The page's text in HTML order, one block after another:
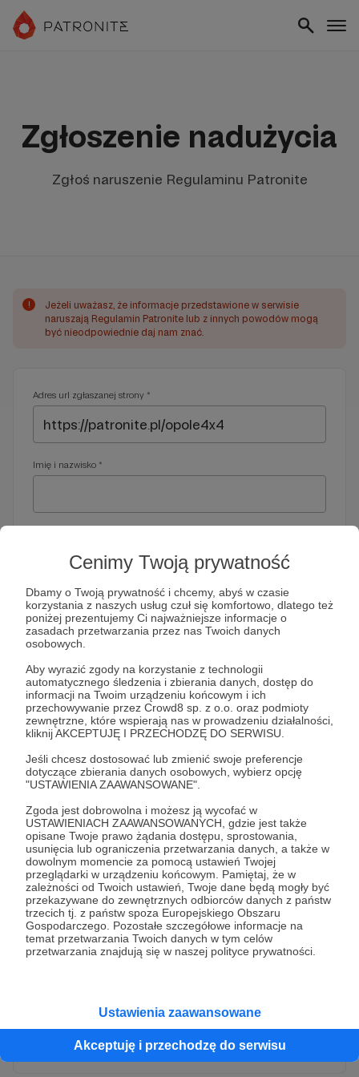
Cenimy Twoją prywatność
Dbamy o Twoją prywatność i chcemy, abyś w czasie
korzystania z naszych usług czuł się komfortowo, dlatego też
poniżej prezentujemy Ci najważniejsze informacje o
zasadach przetwarzania przez nas Twoich danych
osobowych.
Aby wyrazić zgody na korzystanie z technologii
automatycznego śledzenia i zbierania danych, dostęp do
informacji na Twoim urządzeniu końcowym i ich
przechowywanie przez Crowd8 sp. z o.o. oraz podmioty
zewnętrzne, które wspierają nas w prowadzeniu działalności,
kliknij AKCEPTUJĘ I PRZECHODZĘ DO SERWISU.
Jeśli chcesz dostosować lub zmienić swoje preferencje
dotyczące zbierania danych osobowych, wybierz opcję
"USTAWIENIA ZAAWANSOWANE".
Zgoda jest dobrowolna i możesz ją wycofać w
USTAWIENIACH ZAAWANSOWANYCH, gdzie jest także
opisane Twoje prawo żądania dostępu, sprostowania,
usunięcia lub ograniczenia przetwarzania danych, a także w
dowolnym momencie za pomocą ustawień Twojej
przeglądarki w urządzeniu końcowym. Pamiętaj, że w
zależności od Twoich ustawień, Twoje dane będą mogły być
przekazywane do zewnętrznych odbiorców danych z państw
trzecich tj. z państw spoza Europejskiego Obszaru
Gospodarczego. Pozostałe szczegółowe informacje na
temat przetwarzania Twoich danych w tym celów
przetwarzania znajdują się w naszej polityce prywatności.
Ustawienia zaawansowane
Akceptuję i przechodzę do serwisu
Zgłoszenie nadużycia
Zgłoś naruszenie Regulaminu Patronite
!
Jeżeli uważasz, że informacje przedstawione w serwisie
naruszają Regulamin Patronite lub z innych powodów mogą
być nieodpowiednie daj nam znać.
Adres url zgłaszanej strony *
Imię i nazwisko *
Telefon *
dodatkowe pytania
Treść wiadomości *
* Wyrażam zgodę na przetwarzanie moich danych
osobowych przez Patronite
Administratorem Twoich danych osobowych jest Crowd8 sp. z o.o.
z siedziba w Warszawie, ul. Żwirki i Wigury 16, 02-092 Warszawa.
Twoje dane osobowe będą przetwarzane w szczególności w celu
wykonania umowy zawartej z Tobą, w tym do umożliwienia
Gwarantujemy spełnienie wszystkich Twoich praw wynikających
z ogólnego rozporządzenia o ochronie danych, tj. prawo dostępu,
sprostowania oraz usunięcia Twoich danych, ograniczenia ich
rozwiń zgodę
Wyślij zgłoszenie